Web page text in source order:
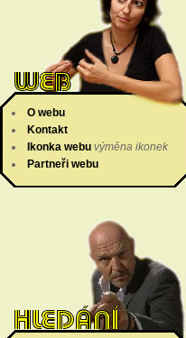
O webu
Kontakt
Ikonka webu výměna ikonek
Partneři webu